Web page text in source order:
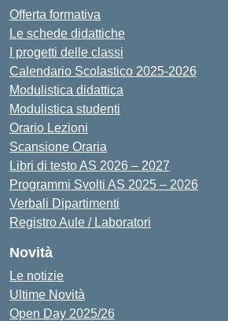
Offerta formativa
Le schede didattiche
I progetti delle classi
Calendario Scolastico 2025-2026
Modulistica didattica
Modulistica studenti
Orario Lezioni
Scansione Oraria
Libri di testo AS 2026 – 2027
Programmi Svolti AS 2025 – 2026
Verbali Dipartimenti
Registro Aule / Laboratori
Novità
Le notizie
Ultime Novità
Open Day 2025/26